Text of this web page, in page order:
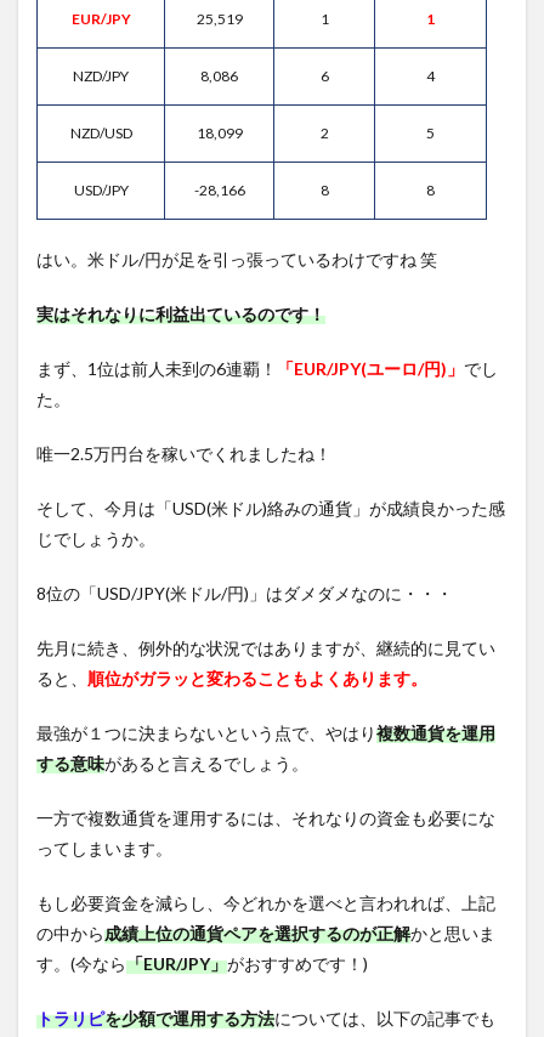
EUR/JPY 25,519 1 1
NZD/JPY 8,086 6 4
NZD/USD 18,099 2 5
USD/JPY -28,166 8 8
はい。米ドル/円が足を引っ張っているわけですね 笑
実はそれなりに利益出ているのです！
まず、1位は前人未到の6連覇！ 「EUR/JPY(ユーロ/円)」 でし
た。
唯一2.5万円台を稼いでくれましたね！
そして、今月は「USD(米ドル)絡みの通貨」が成績良かった感
じでしょうか。
8位の「USD/JPY(米ドル/円)」はダメダメなのに・・・
先月に続き、例外的な状況ではありますが、継続的に見てい
ると、 順位がガラッと変わることもよくあります。
最強が１つに決まらないという点で、やはり複数通貨を運用
する意味があると言えるでしょう。
一方で複数通貨を運用するには、それなりの資金も必要にな
ってしまいます。
もし必要資金を減らし、今どれかを選べと言われれば、上記
の中から成績上位の通貨ペアを選択するのが正解かと思いま
す。(今なら「EUR/JPY」がおすすめです！)
トラリピを少額で運用する方法については、以下の記事でも